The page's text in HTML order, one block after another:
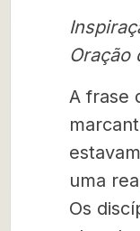
Oração
A frase
uma
Os